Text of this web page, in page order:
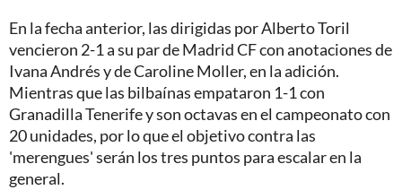
En la fecha anterior, las dirigidas por Alberto Toril
vencieron 2-1 a su par de Madrid CF con anotaciones de
Ivana Andrés y de Caroline Moller, en la adición.
Mientras que las bilbaínas empataron 1-1 con
Granadilla Tenerife y son octavas en el campeonato con
20 unidades, por lo que el objetivo contra las
'merengues' serán los tres puntos para escalar en la
general.